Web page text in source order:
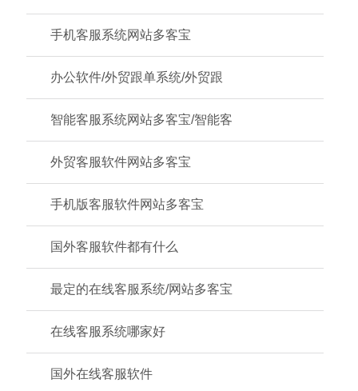
手机客服系统网站多客宝
办公软件/外贸跟单系统/外贸跟
智能客服系统网站多客宝/智能客
外贸客服软件网站多客宝
手机版客服软件网站多客宝
国外客服软件都有什么
最定的在线客服系统/网站多客宝
在线客服系统哪家好
国外在线客服软件